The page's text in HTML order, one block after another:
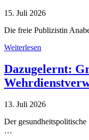
15. Juli 2026
Die freie Publizistin
Weiterlesen
Dazugelernt:
13. Juli 2026
Der
…